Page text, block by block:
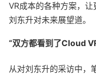
VR成本的各种方案，
刘东升对未来展望道。
“双方都看到了Cloud
从对刘东升的采访中，